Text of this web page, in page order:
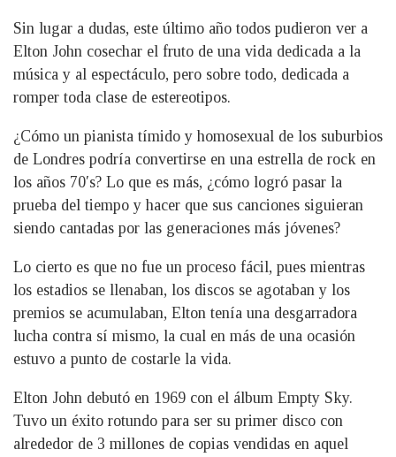
Sin lugar a dudas, este último año todos pudieron ver a
Elton John cosechar el fruto de una vida dedicada a la
música y al espectáculo, pero sobre todo, dedicada a
romper toda clase de estereotipos.
¿Cómo un pianista tímido y homosexual de los suburbios
de Londres podría convertirse en una estrella de rock en
los años 70′s? Lo que es más, ¿cómo logró pasar la
prueba del tiempo y hacer que sus canciones siguieran
siendo cantadas por las generaciones más jóvenes?
Lo cierto es que no fue un proceso fácil, pues mientras
los estadios se llenaban, los discos se agotaban y los
premios se acumulaban, Elton tenía una desgarradora
lucha contra sí mismo, la cual en más de una ocasión
estuvo a punto de costarle la vida.
Elton John debutó en 1969 con el álbum Empty Sky.
Tuvo un éxito rotundo para ser su primer disco con
alrededor de 3 millones de copias vendidas en aquel